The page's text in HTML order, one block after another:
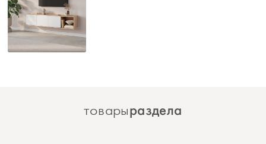
товарыраздела